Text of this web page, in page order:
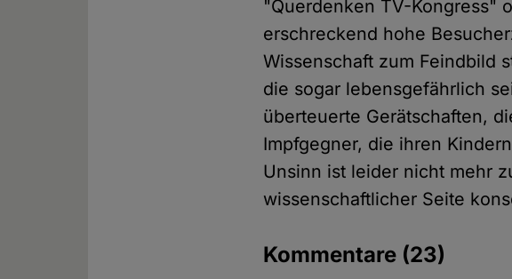
"Querdenken TV-Kongress"
erschreckend hohe
Wissenschaft zum Feindbild
die sogar lebensgefährlich
überteuerte Gerätschaften,
Impfgegner, die ihren
Unsinn ist leider nicht mehr
wissenschaftlicher Seite
Kommentare (23)